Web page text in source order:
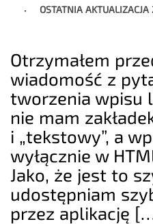
OSTATNIA AKTUALIZACJA
Otrzymałem
wiadomość z
tworzenia wpisu
nie mam
i „tekstowy”, a
wyłącznie w
Jako, że jest to
udostępniam
przez aplikację